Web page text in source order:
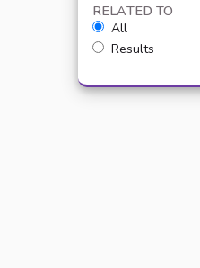
RELATED TO
All
Results